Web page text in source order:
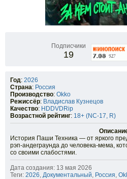
Подписчики
19
Год: 2026
Страна: Россия
Производство: Okko
Режиссёр: Владислав Кузнецов
Качество: HDDVDRip
Возрастной рейтинг: 18+ (NC-17, R)
История Паши Техника — от яркого
рэп-андеграунда до человека-мема,
со своими слабостями.
Дата создания: 13 мая 2026
Теги: 2026, Документальный, Россия,